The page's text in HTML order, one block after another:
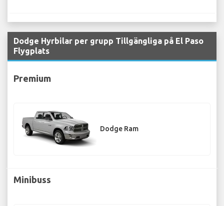
Dodge Hyrbilar per grupp Tillgängliga på El Paso
Flygplats
Premium
Dodge Ram
Minibuss